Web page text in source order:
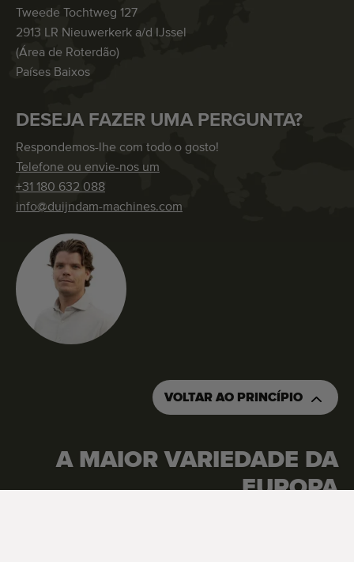
Tweede Tochtweg 127
2913 LR Nieuwerkerk a/d IJssel
(Área de Roterdão)
Países Baixos
DESEJA FAZER UMA PERGUNTA?
Respondemos-lhe com todo o gosto!
Telefone ou envie-nos um
+31 180 632 088
info@duijndam-machines.com
VOLTAR AO PRINCÍPIO
A MAIOR VARIEDADE DA
EUROPA